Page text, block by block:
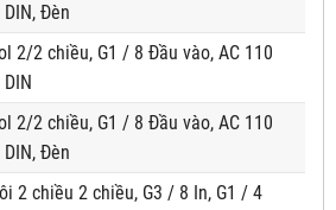
DIN, Đèn
2/2 chiều, G1 / 8 Đầu vào, AC 110
2/2 chiều, G1 / 8 Đầu vào, AC 110
DIN, Đèn
2 chiều 2 chiều, G3 / 8 In, G1 / 4